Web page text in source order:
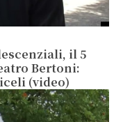
il 5
Bertoni:
(video)